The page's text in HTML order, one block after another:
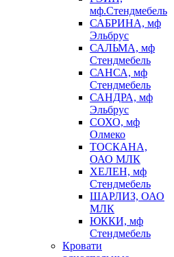
мф.Стендмебель
САБРИНА, мф
Эльбрус
САЛЬМА, мф
Стендмебель
САНСА, мф
Стендмебель
САНДРА, мф
Эльбрус
СОХО, мф
Олмеко
ТОСКАНА,
ОАО МЛК
ХЕЛЕН, мф
Стендмебель
ШАРЛИЗ, ОАО
МЛК
ЮККИ, мф
Стендмебель
Кровати